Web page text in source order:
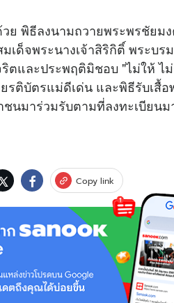
ย พิธีลงนามถวายพระพรชัยม
เด็จพระนางเจ้าสิริกิติ์ พระบ
ตและประพฤติมิชอบ "ไม่ให้ ไ
รติบัตรแม่ดีเด่น และพิธีรับเสื้
นมาร่วมรับตามที่ลงทะเบียนม
Copy link